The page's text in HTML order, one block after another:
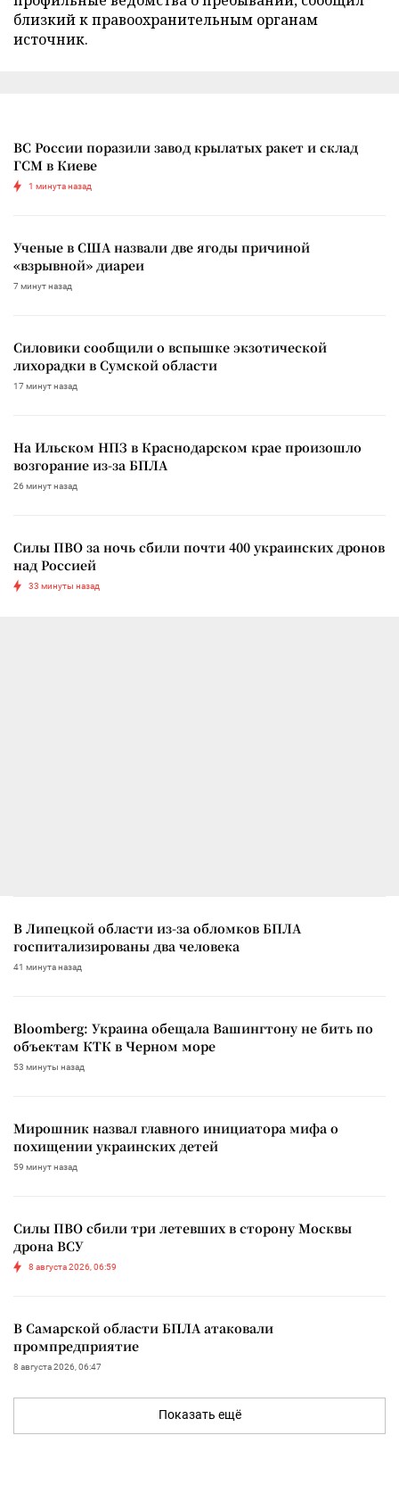
близкий к правоохранительным органам
источник.
ВС России поразили завод крылатых ракет и склад
ГСМ в Киеве
1 минута назад
Ученые в США назвали две ягоды причиной
«взрывной» диареи
7 минут назад
Силовики сообщили о вспышке экзотической
лихорадки в Сумской области
17 минут назад
На Ильском НПЗ в Краснодарском крае произошло
возгорание из-за БПЛА
26 минут назад
Силы ПВО за ночь сбили почти 400 украинских дронов
над Россией
33 минуты назад
В Липецкой области из-за обломков БПЛА
госпитализированы два человека
41 минута назад
Bloomberg: Украина обещала Вашингтону не бить по
объектам КТК в Черном море
53 минуты назад
Мирошник назвал главного инициатора мифа о
похищении украинских детей
59 минут назад
Силы ПВО сбили три летевших в сторону Москвы
дрона ВСУ
8 августа 2026, 06:59
В Самарской области БПЛА атаковали
промпредприятие
8 августа 2026, 06:47
Показать ещё